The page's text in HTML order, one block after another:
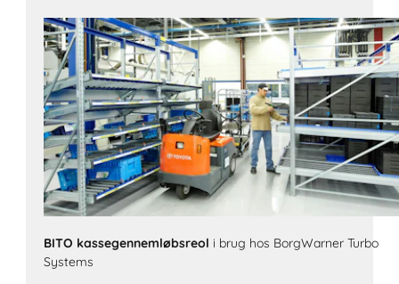
BITO kassegennemløbsreol i brug hos BorgWarner Turbo
Systems